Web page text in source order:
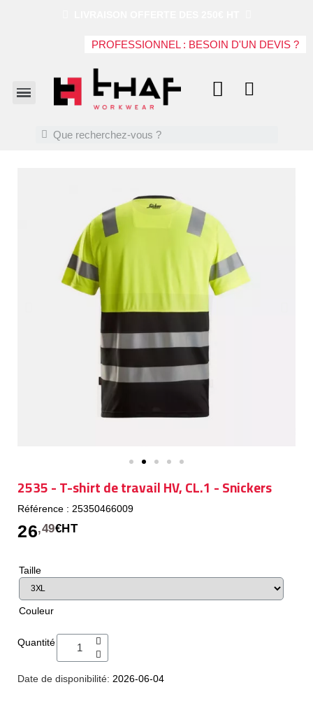
PROFESSIONNEL : BESOIN D'UN DEVIS ?
2535 - T-shirt de travail HV, CL.1 - Snickers
Référence : 25350466009
26,49€HT
Taille
Couleur
Quantité
Date de disponibilité: 2026-06-04